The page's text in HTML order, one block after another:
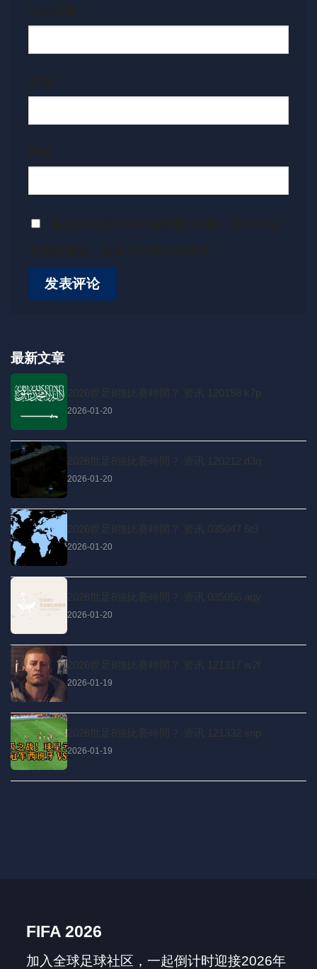
最新文章
2026世足8強比賽時間？ 资讯 120158 k7p
2026-01-20
2026世足8強比賽時間？ 资讯 120212 d3q
2026-01-20
2026世足8強比賽時間？ 资讯 035047 6t3
2026-01-20
2026世足8強比賽時間？ 资讯 035056 aqy
2026-01-20
2026世足8強比賽時間？ 资讯 121317 w2f
2026-01-19
2026世足8強比賽時間？ 资讯 121332 snp
2026-01-19
FIFA 2026
加入全球足球社区，一起倒计时迎接2026年